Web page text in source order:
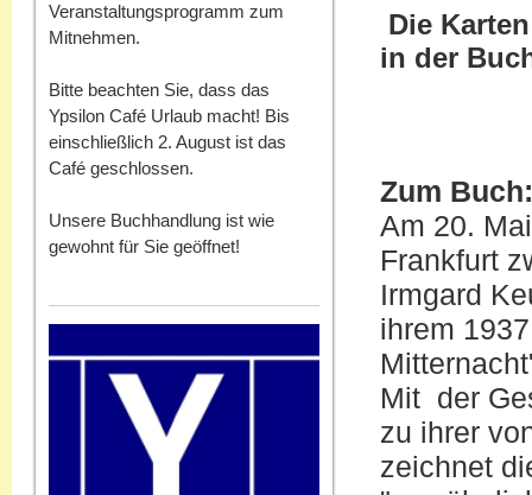
Veranstaltungsprogramm zum
Mitnehmen.
Bitte beachten Sie, dass das
Ypsilon Café Urlaub macht! Bis
einschließlich 2. August ist das
Café geschlossen.
Unsere Buchhandlung ist wie
gewohnt für Sie geöffnet!
Die
in der
Zum Buch:
Am 20.
Frankfurt
Irmgard
ihrem
Mit der
zu ihrer
zeichnet